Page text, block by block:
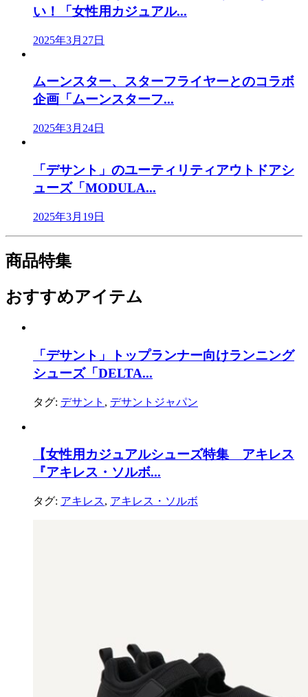
い！「女性用カジュアル...
2025年3月27日
ムーンスター、スターフライヤーとのコラボ
企画「ムーンスターフ...
2025年3月24日
「デサント」のユーティリティアウトドアシ
ューズ「MODULA...
2025年3月19日
商品特集
おすすめアイテム
「デサント」トップランナー向けランニング
シューズ「DELTA...
タグ: デサント , デサントジャパン
【女性用カジュアルシューズ特集 アキレス
『アキレス・ソルボ...
タグ: アキレス, アキレス・ソルボ